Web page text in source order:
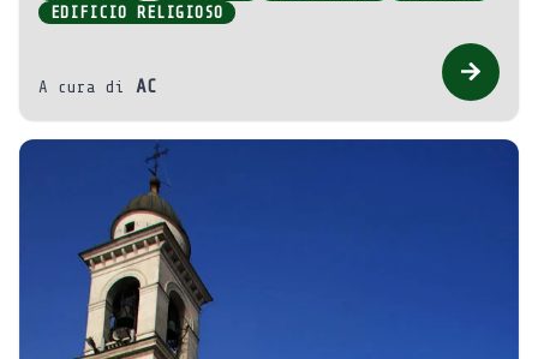
EDIFICIO RELIGIOSO
A cura di AC